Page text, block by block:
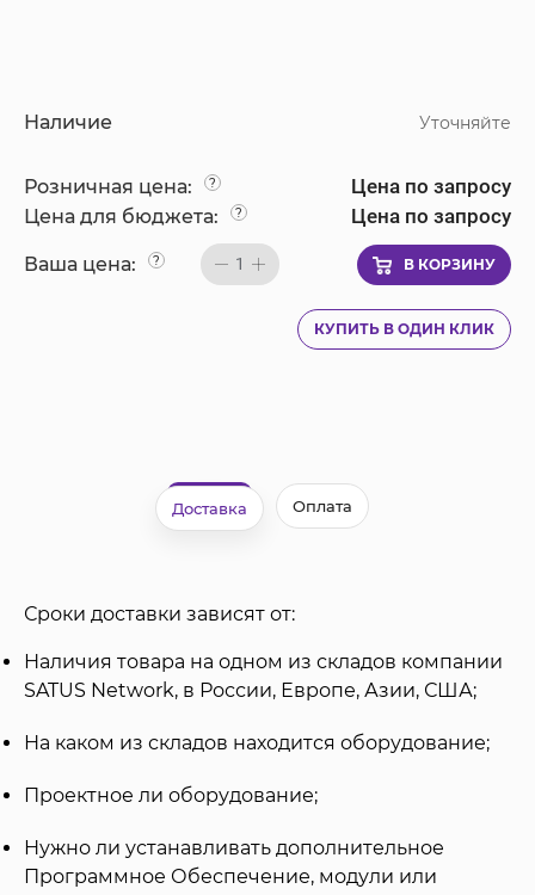
Наличие Уточняйте
Розничная цена: ? Цена по запросу
Цена для бюджета: ? Цена по запросу
Ваша цена: ? 1 В КОРЗИНУ
КУПИТЬ В ОДИН КЛИК
Доставка Оплата
Сроки доставки зависят от:
Наличия товара на одном из складов компании
SATUS Network, в России, Европе, Азии, США;
На каком из складов находится оборудование;
Проектное ли оборудование;
Нужно ли устанавливать дополнительное
Программное Обеспечение, модули или